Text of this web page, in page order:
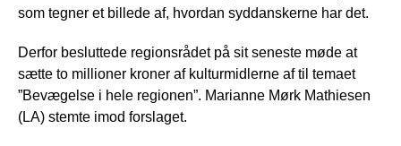
som tegner et billede af, hvordan syddanskerne har det.
Derfor besluttede regionsrådet på sit seneste møde at
sætte to millioner kroner af kulturmidlerne af til temaet
”Bevægelse i hele regionen”. Marianne Mørk Mathiesen
(LA) stemte imod forslaget.